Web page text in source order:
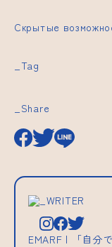
Скрытые
_Tag
_Share
_WRITER
EMARF | 「自分